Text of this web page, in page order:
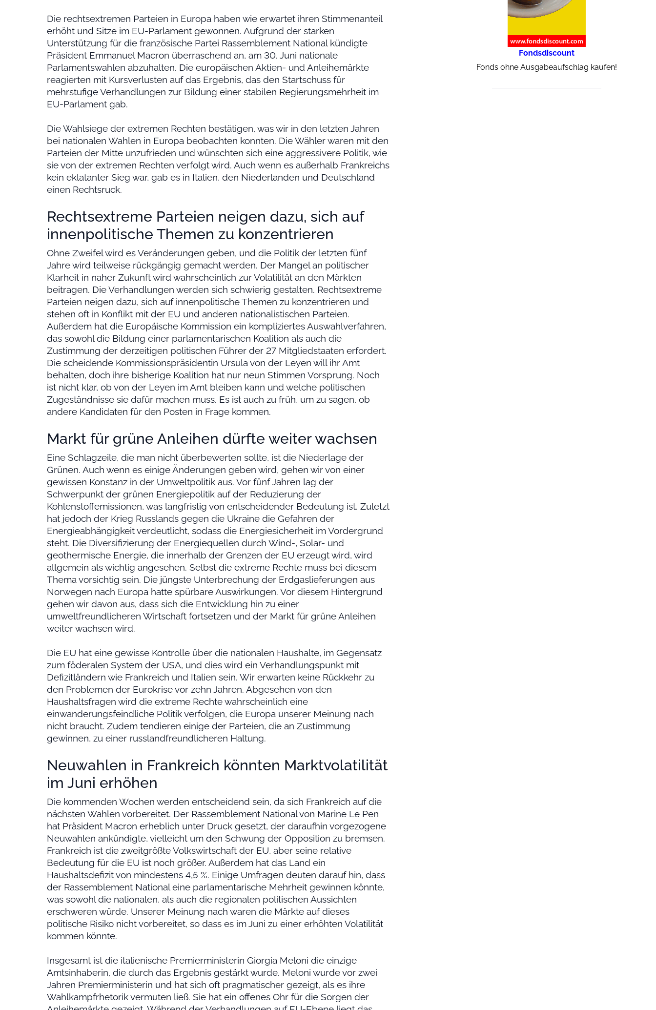
Die rechtsextremen Parteien in Europa haben wie erwartet ihren Stimmenanteil
erhöht und Sitze im EU-Parlament gewonnen. Aufgrund der starken
Unterstützung für die französische Partei Rassemblement National kündigte
Präsident Emmanuel Macron überraschend an, am 30. Juni nationale
Parlamentswahlen abzuhalten. Die europäischen Aktien- und Anleihemärkte
reagierten mit Kursverlusten auf das Ergebnis, das den Startschuss für
mehrstufige Verhandlungen zur Bildung einer stabilen Regierungsmehrheit im
EU-Parlament gab.
Die Wahlsiege der extremen Rechten bestätigen, was wir in den letzten Jahren
bei nationalen Wahlen in Europa beobachten konnten. Die Wähler waren mit den
Parteien der Mitte unzufrieden und wünschten sich eine aggressivere Politik, wie
sie von der extremen Rechten verfolgt wird. Auch wenn es außerhalb Frankreichs
kein eklatanter Sieg war, gab es in Italien, den Niederlanden und Deutschland
einen Rechtsruck.
Rechtsextreme Parteien neigen dazu, sich auf
innenpolitische Themen zu konzentrieren
Ohne Zweifel wird es Veränderungen geben, und die Politik der letzten fünf
Jahre wird teilweise rückgängig gemacht werden. Der Mangel an politischer
Klarheit in naher Zukunft wird wahrscheinlich zur Volatilität an den Märkten
beitragen. Die Verhandlungen werden sich schwierig gestalten. Rechtsextreme
Parteien neigen dazu, sich auf innenpolitische Themen zu konzentrieren und
stehen oft in Konflikt mit der EU und anderen nationalistischen Parteien.
Außerdem hat die Europäische Kommission ein kompliziertes Auswahlverfahren,
das sowohl die Bildung einer parlamentarischen Koalition als auch die
Zustimmung der derzeitigen politischen Führer der 27 Mitgliedstaaten erfordert.
Die scheidende Kommissionspräsidentin Ursula von der Leyen will ihr Amt
behalten, doch ihre bisherige Koalition hat nur neun Stimmen Vorsprung. Noch
ist nicht klar, ob von der Leyen im Amt bleiben kann und welche politischen
Zugeständnisse sie dafür machen muss. Es ist auch zu früh, um zu sagen, ob
andere Kandidaten für den Posten in Frage kommen.
Markt für grüne Anleihen dürfte weiter wachsen
Eine Schlagzeile, die man nicht überbewerten sollte, ist die Niederlage der
Grünen. Auch wenn es einige Änderungen geben wird, gehen wir von einer
gewissen Konstanz in der Umweltpolitik aus. Vor fünf Jahren lag der
Schwerpunkt der grünen Energiepolitik auf der Reduzierung der
Kohlenstoffemissionen, was langfristig von entscheidender Bedeutung ist. Zuletzt
hat jedoch der Krieg Russlands gegen die Ukraine die Gefahren der
Energieabhängigkeit verdeutlicht, sodass die Energiesicherheit im Vordergrund
steht. Die Diversifizierung der Energiequellen durch Wind-, Solar- und
geothermische Energie, die innerhalb der Grenzen der EU erzeugt wird, wird
allgemein als wichtig angesehen. Selbst die extreme Rechte muss bei diesem
Thema vorsichtig sein. Die jüngste Unterbrechung der Erdgaslieferungen aus
Norwegen nach Europa hatte spürbare Auswirkungen. Vor diesem Hintergrund
gehen wir davon aus, dass sich die Entwicklung hin zu einer
umweltfreundlicheren Wirtschaft fortsetzen und der Markt für grüne Anleihen
weiter wachsen wird.
Die EU hat eine gewisse Kontrolle über die nationalen Haushalte, im Gegensatz
zum föderalen System der USA, und dies wird ein Verhandlungspunkt mit
Defizitländern wie Frankreich und Italien sein. Wir erwarten keine Rückkehr zu
den Problemen der Eurokrise vor zehn Jahren. Abgesehen von den
Haushaltsfragen wird die extreme Rechte wahrscheinlich eine
einwanderungsfeindliche Politik verfolgen, die Europa unserer Meinung nach
nicht braucht. Zudem tendieren einige der Parteien, die an Zustimmung
gewinnen, zu einer russlandfreundlicheren Haltung.
Neuwahlen in Frankreich könnten Marktvolatilität
im Juni erhöhen
Die kommenden Wochen werden entscheidend sein, da sich Frankreich auf die
nächsten Wahlen vorbereitet. Der Rassemblement National von Marine Le Pen
hat Präsident Macron erheblich unter Druck gesetzt, der daraufhin vorgezogene
Neuwahlen ankündigte, vielleicht um den Schwung der Opposition zu bremsen.
Frankreich ist die zweitgrößte Volkswirtschaft der EU, aber seine relative
Bedeutung für die EU ist noch größer. Außerdem hat das Land ein
Haushaltsdefizit von mindestens 4,5 %. Einige Umfragen deuten darauf hin, dass
der Rassemblement National eine parlamentarische Mehrheit gewinnen könnte,
was sowohl die nationalen, als auch die regionalen politischen Aussichten
erschweren würde. Unserer Meinung nach waren die Märkte auf dieses
politische Risiko nicht vorbereitet, so dass es im Juni zu einer erhöhten Volatilität
kommen könnte.
Insgesamt ist die italienische Premierministerin Giorgia Meloni die einzige
Amtsinhaberin, die durch das Ergebnis gestärkt wurde. Meloni wurde vor zwei
Jahren Premierministerin und hat sich oft pragmatischer gezeigt, als es ihre
Wahlkampfrhetorik vermuten ließ. Sie hat ein offenes Ohr für die Sorgen der
Fondsdiscount
Fonds ohne Ausgabeaufschlag kaufen!